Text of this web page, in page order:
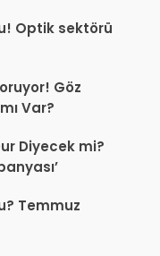
Optik sektörü
Göz
Var?
Diyecek mi?
Temmuz